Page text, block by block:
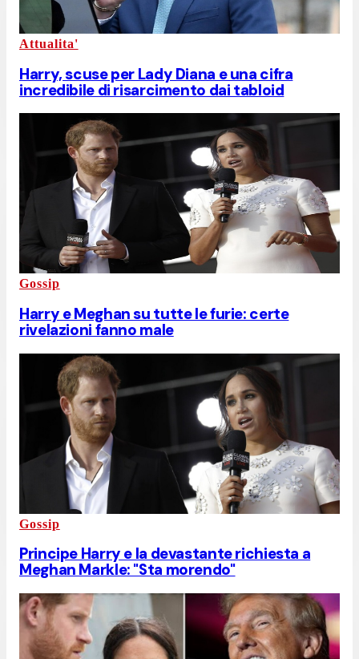
Attualita'
Harry, scuse per Lady Diana e una cifra
incredibile di risarcimento dai tabloid
Gossip
Harry e Meghan su tutte le furie: certe
rivelazioni fanno male
Gossip
Principe Harry e la devastante richiesta a
Meghan Markle: "Sta morendo"